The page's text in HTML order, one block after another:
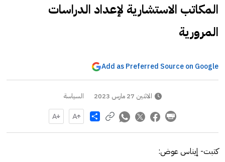
المكاتب الاستشارية لإعداد الدراسات
المرورية
Add as Preferred Source on Google
الاثنين 27 مارس 2023 السياسة
Share
كتبت- إيناس عوض: